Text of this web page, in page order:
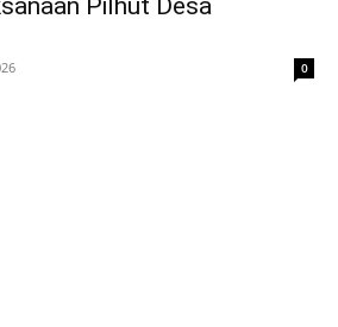
Pilhut Desa
0